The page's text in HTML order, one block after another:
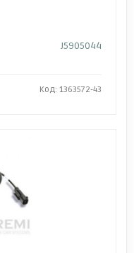
J5905044
Код: 1363572-43